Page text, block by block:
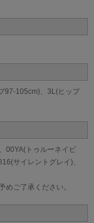
97-105cm)、3L(ヒップ
00YA(トゥルーネイビ
サイレントグレイ)、
ご了承ください。